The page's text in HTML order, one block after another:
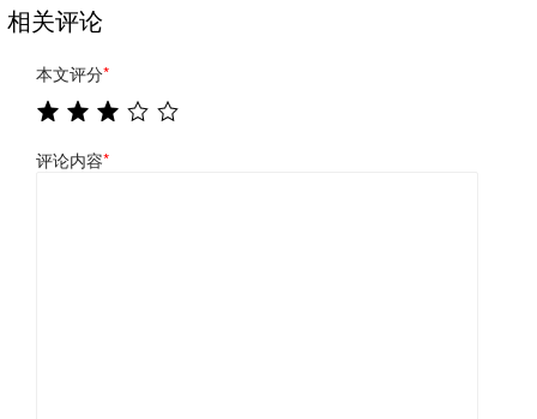
相关评论
本文评分*
评论内容*